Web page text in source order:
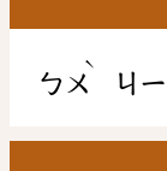
ㄅㄨ
ˋ
ㄐ